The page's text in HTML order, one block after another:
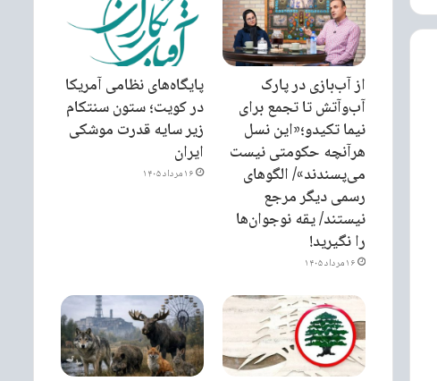
از آب‌بازی در پارک
آب‌وآتش تا تجمع برای
نیما تکیدو؛«این نسل
هرآنچه حکومتی نیست
می‌پسندند»/ الگوهای
رسمی دیگر مرجع
نیستند/ یقه نوجوان‌ها
را نگیرید!
۱۶ مرداد ۱۴۰۵
پایگاه‌های نظامی آمریکا
در کویت؛ ستون سنتکام
زیر سایه قدرت موشکی
ایران
۱۶ مرداد ۱۴۰۵